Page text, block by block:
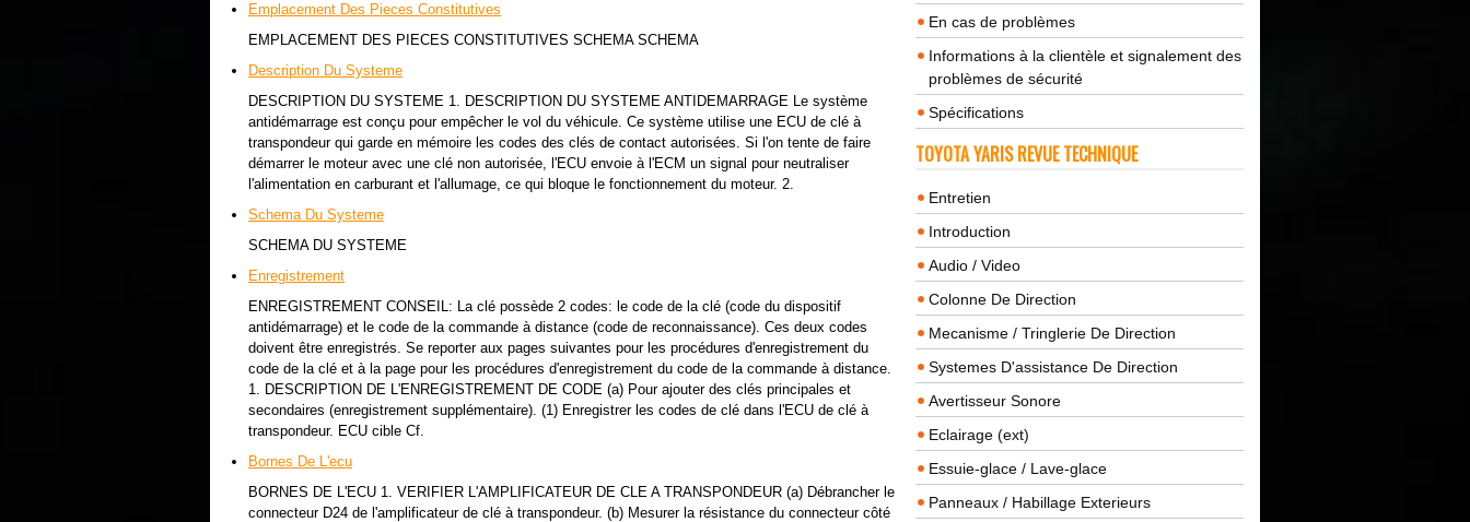
Emplacement Des Pieces Constitutives
EMPLACEMENT DES PIECES CONSTITUTIVES SCHEMA SCHEMA
Description Du Systeme
DESCRIPTION DU SYSTEME 1. DESCRIPTION DU SYSTEME ANTIDEMARRAGE Le système
antidémarrage est conçu pour empêcher le vol du véhicule. Ce système utilise une ECU de clé à
transpondeur qui garde en mémoire les codes des clés de contact autorisées. Si l'on tente de faire
démarrer le moteur avec une clé non autorisée, l'ECU envoie à l'ECM un signal pour neutraliser
l'alimentation en carburant et l'allumage, ce qui bloque le fonctionnement du moteur. 2.
Schema Du Systeme
SCHEMA DU SYSTEME
Enregistrement
ENREGISTREMENT CONSEIL: La clé possède 2 codes: le code de la clé (code du dispositif
antidémarrage) et le code de la commande à distance (code de reconnaissance). Ces deux codes
doivent être enregistrés. Se reporter aux pages suivantes pour les procédures d'enregistrement du
code de la clé et à la page pour les procédures d'enregistrement du code de la commande à distance.
1. DESCRIPTION DE L'ENREGISTREMENT DE CODE (a) Pour ajouter des clés principales et
secondaires (enregistrement supplémentaire). (1) Enregistrer les codes de clé dans l'ECU de clé à
transpondeur. ECU cible Cf.
Bornes De L'ecu
BORNES DE L'ECU 1. VERIFIER L'AMPLIFICATEUR DE CLE A TRANSPONDEUR (a) Débrancher le
connecteur D24 de l'amplificateur de clé à transpondeur. (b) Mesurer la résistance du connecteur côté
En cas de problèmes
Informations à la clientèle et signalement des
problèmes de sécurité
Spécifications
TOYOTA YARIS REVUE TECHNIQUE
Entretien
Introduction
Audio / Video
Colonne De Direction
Mecanisme / Tringlerie De Direction
Systemes D'assistance De Direction
Avertisseur Sonore
Eclairage (ext)
Essuie-glace / Lave-glace
Panneaux / Habillage Exterieurs